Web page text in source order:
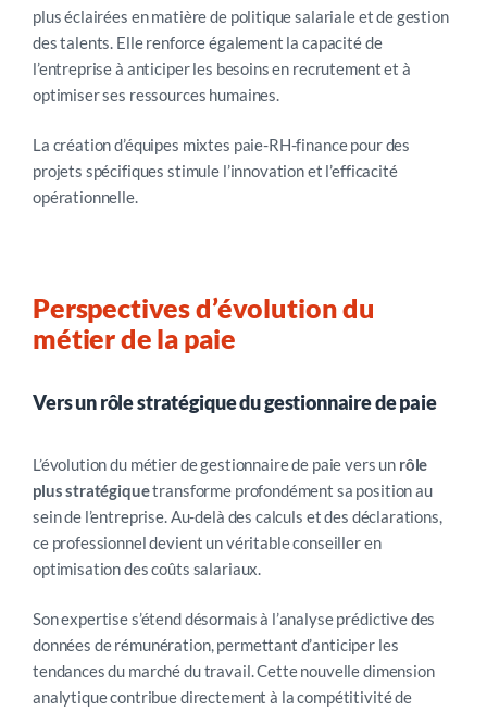
plus éclairées en matière de politique salariale et de gestion
des talents. Elle renforce également la capacité de
l’entreprise à anticiper les besoins en recrutement et à
optimiser ses ressources humaines.
La création d’équipes mixtes paie-RH-finance pour des
projets spécifiques stimule l’innovation et l’efficacité
opérationnelle.
Perspectives d’évolution du
métier de la paie
Vers un rôle stratégique du gestionnaire de paie
L’évolution du métier de gestionnaire de paie vers un rôle
plus stratégiquetransforme profondément sa position au
sein de l’entreprise. Au-delà des calculs et des déclarations,
ce professionnel devient un véritable conseiller en
optimisation des coûts salariaux.
Son expertise s’étend désormais à l’analyse prédictive des
données de rémunération, permettant d’anticiper les
tendances du marché du travail. Cette nouvelle dimension
analytique contribue directement à la compétitivité de